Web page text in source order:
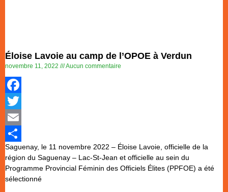
Éloise Lavoie au camp de l’OPOE à Verdun
novembre 11, 2022 Aucun commentaire
Facebook
Twitter
Email
Partager
Saguenay, le 11 novembre 2022 – Éloise Lavoie, officielle de la
région du Saguenay – Lac-St-Jean et officielle au sein du
Programme Provincial Féminin des Officiels Élites (PPFOE) a été
sélectionné